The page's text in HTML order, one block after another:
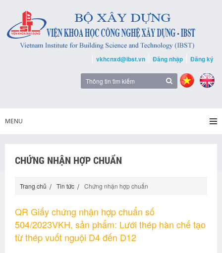
vkhcnxd@ibst.vn Đăng nhập Đăng ký
MENU
CHỨNG NHẬN HỢP CHUẨN
Trang chủ Tin tức Chứng nhận hợp chuẩn
QR Giấy chứng nhận hợp chuẩn số
504/2023VKH, sản phẩm: Lưới thép hàn chế tạo
từ thép vuốt nguội D4 đến D12